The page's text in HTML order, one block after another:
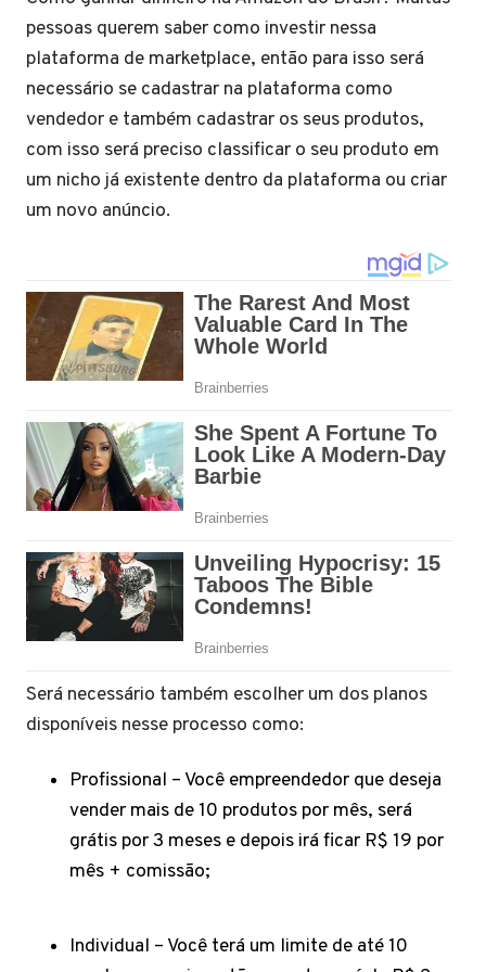
pessoas querem saber como investir nessa
plataforma de marketplace, então para isso será
necessário se cadastrar na plataforma como
vendedor e também cadastrar os seus produtos,
com isso será preciso classificar o seu produto em
um nicho já existente dentro da plataforma ou criar
um novo anúncio.
Será necessário também escolher um dos planos
disponíveis nesse processo como:
Profissional – Você empreendedor que deseja
vender mais de 10 produtos por mês, será
grátis por 3 meses e depois irá ficar R$ 19 por
mês + comissão;
Individual – Você terá um limite de até 10